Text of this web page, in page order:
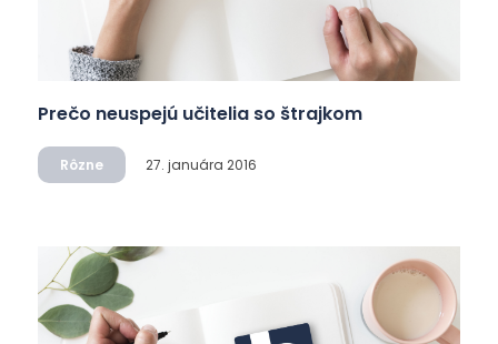
Prečo neuspejú učitelia so štrajkom
Rôzne 27. januára 2016